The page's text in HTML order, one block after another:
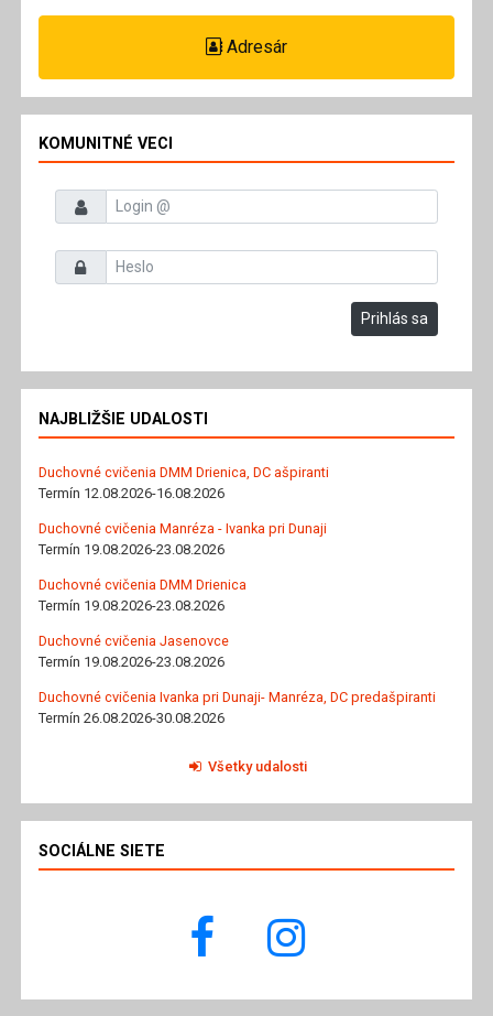
Adresár
KOMUNITNÉ VECI
Prihlasovacie meno
Heslo
Prihlás sa
NAJBLIŽŠIE UDALOSTI
Duchovné cvičenia DMM Drienica, DC ašpiranti
Termín 12.08.2026-16.08.2026
Duchovné cvičenia Manréza - Ivanka pri Dunaji
Termín 19.08.2026-23.08.2026
Duchovné cvičenia DMM Drienica
Termín 19.08.2026-23.08.2026
Duchovné cvičenia Jasenovce
Termín 19.08.2026-23.08.2026
Duchovné cvičenia Ivanka pri Dunaji- Manréza, DC predašpiranti
Termín 26.08.2026-30.08.2026
Všetky udalosti
SOCIÁLNE SIETE